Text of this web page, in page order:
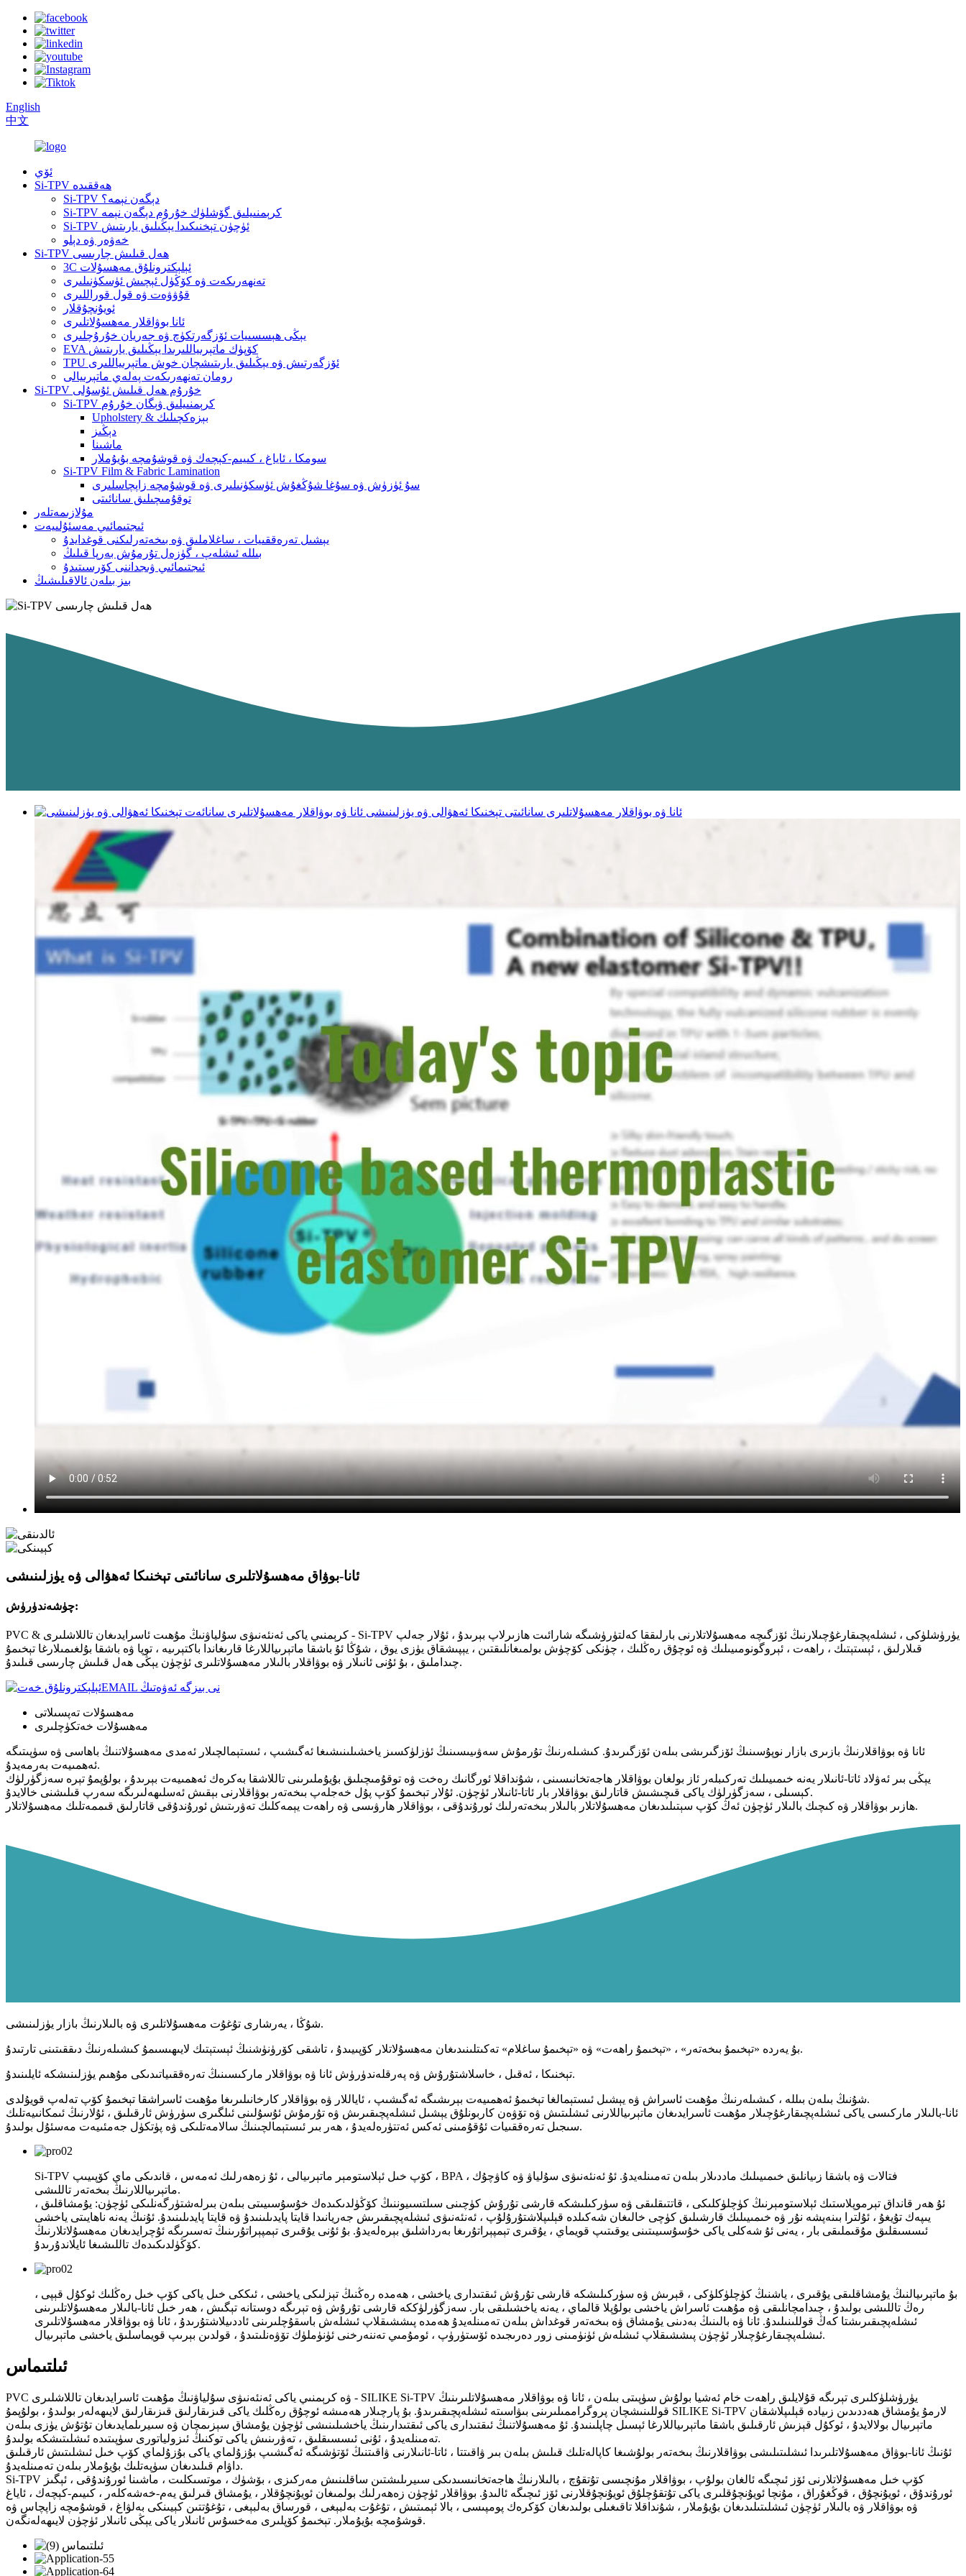
English
中文
ئۆي
Si-TPV ھەققىدە
Si-TPV دېگەن نېمە؟
Si-TPV كرېمنىيلىق گۆشلۈك خۇرۇم دېگەن نېمە
Si-TPV ئۈچۈن تېخنىكىدا يېڭىلىق يارىتىش
خەۋەر ۋە دېلو
Si-TPV ھەل قىلىش چارىسى
3C ئېلېكترونلۇق مەھسۇلات
تەنھەرىكەت ۋە كۆڭۈل ئېچىش ئۈسكۈنىلىرى
قۇۋۋەت ۋە قول قوراللىرى
ئويۇنچۇقلار
ئانا بوۋاقلار مەھسۇلاتلىرى
يېڭى ھېسسىيات ئۆزگەرتكۈچ ۋە جەريان خۇرۇچلىرى
EVA كۆپۈك ماتېرىياللىرىدا يېڭىلىق يارىتىش
TPU ئۆزگەرتىش ۋە يېڭىلىق يارىتىشچان خوش ماتېرىياللىرى
رومان تەنھەرىكەت پەلەي ماتېرىيالى
Si-TPV خۇرۇم ھەل قىلىش ئۇسۇلى
Si-TPV كرېمنىيلىق ۋېگان خۇرۇم
Upholstery & بېزەكچىلىك
دېڭىز
ماشىنا
سومكا ، ئاياغ ، كىيىم-كېچەك ۋە قوشۇمچە بۇيۇملار
Si-TPV Film & Fabric Lamination
سۇ ئۈزۈش ۋە سۇغا شۇڭغۇش ئۈسكۈنىلىرى ۋە قوشۇمچە زاپچاسلىرى
توقۇمىچىلىق سانائىتى
مۇلازىمەتلەر
ئىجتىمائىي مەسئۇلىيەت
يېشىل تەرەققىيات ، ساغلاملىق ۋە بىخەتەرلىكنى قوغدايدۇ
بىللە ئىشلەپ ، گۈزەل تۇرمۇش بەرپا قىلىڭ
ئىجتىمائىي ۋىجداننى كۆرسىتىدۇ
بىز بىلەن ئالاقىلىشىڭ
ئانا-بوۋاق مەھسۇلاتلىرى سانائىتى تېخنىكا ئەھۋالى ۋە يۈزلىنىشى
چۈشەندۈرۈش:
PVC & كرېمنىي ياكى ئەنئەنىۋى سۇلياۋنىڭ مۇھىت ئاسرايدىغان تاللاشلىرى - Si-TPV يۈرۈشلۈكى ، ئىشلەپچىقارغۇچىلارنىڭ ئۆزگىچە مەھسۇلاتلارنى بارلىققا كەلتۈرۈشىگە شارائىت ھازىرلاپ بېرىدۇ ، ئۇلار جەلپ
قىلارلىق ، ئېستېتىك ، راھەت ، ئېروگونومىيىلىك ۋە ئوچۇق رەڭلىك ، چۈنكى كۆچۈش بولمىغانلىقتىن ، يېپىشقاق يۈزى يوق ، شۇڭا ئۇ باشقا ماتېرىياللارغا قارىغاندا باكتېرىيە ، توپا ۋە باشقا بۇلغىمىلارغا تېخىمۇ
چىداملىق ، بۇ ئۇنى ئانىلار ۋە بوۋاقلار بالىلار مەھسۇلاتلىرى ئۈچۈن يېڭى ھەل قىلىش چارىسى قىلىدۇ.
EMAIL نى بىزگە ئەۋەتىڭ
مەھسۇلات تەپسىلاتى
مەھسۇلات خەتكۈچلىرى
ئانا ۋە بوۋاقلارنىڭ بازىرى بازار نوپۇسىنىڭ ئۆزگىرىشى بىلەن ئۆزگىرىدۇ. كىشىلەرنىڭ تۇرمۇش سەۋىيىسىنىڭ ئۈزلۈكسىز ياخشىلىنىشىغا ئەگىشىپ ، ئىستېمالچىلار ئەمدى مەھسۇلاتنىڭ باھاسى ۋە سۈپىتىگە
ئەھمىيەت بەرمەيدۇ.
يېڭى بىر ئەۋلاد ئاتا-ئانىلار يەنە خىمىيىلىك تەركىبلەر ئاز بولغان بوۋاقلار ھاجەتخانىسىنى ، شۇنداقلا ئورگانىك رەخت ۋە توقۇمىچىلىق بۇيۇملىرىنى تاللاشقا بەكرەك ئەھمىيەت بېرىدۇ ، بولۇپمۇ تېرە سەزگۈرلۈك
كېسىلى ، سەزگۈرلۈك ياكى قىچىشىش قاتارلىق بوۋاقلار بار ئاتا-ئانىلار ئۈچۈن. ئۇلار تېخىمۇ كۆپ پۇل خەجلەپ بىخەتەر بوۋاقلارنى بېقىش ئەسلىھەلىرىگە سەرپ قىلىشنى خالايدۇ.
ھازىر بوۋاقلار ۋە كىچىك بالىلار ئۈچۈن ئەڭ كۆپ سېتىلىدىغان مەھسۇلاتلار بالىلار بىخەتەرلىك ئورۇندۇقى ، بوۋاقلار ھارۋىسى ۋە راھەت يېمەكلىك تەۋرىتىش ئورۇندۇقى قاتارلىق قىممەتلىك مەھسۇلاتلار.
شۇڭا ، يەرشارى تۇغۇت مەھسۇلاتلىرى ۋە بالىلارنىڭ بازار يۈزلىنىشى.
بۇ يەردە «تېخىمۇ بىخەتەر» ، «تېخىمۇ راھەت» ۋە «تېخىمۇ ساغلام» تەكىتلىنىدىغان مەھسۇلاتلار كۆپىيىدۇ ، تاشقى كۆرۈنۈشنىڭ ئېستېتىك لايىھىسىمۇ كىشىلەرنىڭ دىققىتىنى تارتىدۇ.
تېخنىكا ، ئەقىل ، خاسلاشتۇرۇش ۋە پەرقلەندۈرۈش ئانا ۋە بوۋاقلار ماركىسىنىڭ تەرەققىياتىدىكى مۇھىم يۈزلىنىشكە ئايلىنىدۇ.
شۇنىڭ بىلەن بىللە ، كىشىلەرنىڭ مۇھىت ئاسراش ۋە يېشىل ئىستېمالغا تېخىمۇ ئەھمىيەت بېرىشىگە ئەگىشىپ ، ئاياللار ۋە بوۋاقلار كارخانىلىرىغا مۇھىت ئاسراشقا تېخىمۇ كۆپ تەلەپ قويۇلدى.
ئانا-بالىلار ماركىسى ياكى ئىشلەپچىقارغۇچىلار مۇھىت ئاسرايدىغان ماتېرىياللارنى ئىشلىتىش ۋە تۆۋەن كاربونلۇق يېشىل ئىشلەپچىقىرىش ۋە تۇرمۇش ئۇسۇلىنى ئىلگىرى سۈرۈش ئارقىلىق ، ئۇلارنىڭ ئىمكانىيەتلىك
سىجىل تەرەققىيات ئۇقۇمىنى ئەكس ئەتتۈرەلەيدۇ ، ھەر بىر ئىستېمالچىنىڭ سالامەتلىكى ۋە پۈتكۈل جەمئىيەت مەسئۇل بولىدۇ.
Si-TPV كۆپ خىل ئېلاستومېر ماتېرىيالى ، ئۇ زەھەرلىك ئەمەس ، قاندىكى ماي كۆپىيىپ ، BPA ، فتالات ۋە باشقا زىيانلىق خىمىيىلىك ماددىلار بىلەن تەمىنلەيدۇ. ئۇ ئەنئەنىۋى سۇلياۋ ۋە كاۋچۇك
ماتېرىياللارنىڭ بىخەتەر تاللىشى.
ئۇ ھەر قانداق تېرموپلاستىك ئېلاستومېرنىڭ كۈچلۈكلىكى ، قاتتىقلىقى ۋە سۈركىلىشكە قارشى تۇرۇش كۈچىنى سىلتسىيوننىڭ كۆڭۈلدىكىدەك خۇسۇسىيىتى بىلەن بىرلەشتۈرگەنلىكى ئۈچۈن: يۇمشاقلىق ،
يىپەك تۇيغۇ ، ئۇلترا بىنەپشە نۇر ۋە خىمىيىلىك قارشىلىق كۈچى خالىغان شەكىلدە قېلىپلاشتۇرۇلۇپ ، ئەنئەنىۋى ئىشلەپچىقىرىش جەريانىدا قايتا پايدىلىنىدۇ ۋە قايتا پايدىلىنىدۇ. ئۇنىڭ يەنە ناھايىتى ياخشى
ئىسسىقلىق مۇقىملىقى بار ، يەنى ئۇ شەكلى ياكى خۇسۇسىيىتىنى يوقىتىپ قويماي ، يۇقىرى تېمپېراتۇرىغا بەرداشلىق بېرەلەيدۇ. بۇ ئۇنى يۇقىرى تېمپېراتۇرىنىڭ تەسىرىگە ئۇچرايدىغان مەھسۇلاتلارنىڭ
كۆڭۈلدىكىدەك تاللىشىغا ئايلاندۇرىدۇ.
بۇ ماتېرىيالنىڭ يۇمشاقلىقى يۇقىرى ، ياشنىڭ كۈچلۈكلۈكى ، قېرىش ۋە سۈركىلىشكە قارشى تۇرۇش ئىقتىدارى ياخشى ، ھەمدە رەڭنىڭ تېزلىكى ياخشى ، ئىككى خىل ياكى كۆپ خىل رەڭلىك ئوكۇل قېپى ،
رەڭ تاللىشى بولىدۇ ، چىدامچانلىقى ۋە مۇھىت ئاسراش ياخشى بولۇپلا قالماي ، يەنە ياخشىلىقى بار. سەزگۈرلۈككە قارشى تۇرۇش ۋە تېرىگە دوستانە تېگىش ، ھەر خىل ئانا-بالىلار مەھسۇلاتلىرىنى
ئىشلەپچىقىرىشتا كەڭ قوللىنىلىدۇ. ئانا ۋە بالىنىڭ بەدىنى يۇمشاق ۋە بىخەتەر قوغداش بىلەن تەمىنلەيدۇ ھەمدە پىششىقلاپ ئىشلەش باسقۇچلىرىنى ئاددىيلاشتۇرىدۇ ، ئانا ۋە بوۋاقلار مەھسۇلاتلىرى
ئىشلەپچىقارغۇچىلار ئۈچۈن پىششىقلاپ ئىشلەش ئۈنۈمىنى زور دەرىجىدە ئۆستۈرۈپ ، ئومۇمىي تەننەرخنى ئۈنۈملۈك تۆۋەنلىتىدۇ ، قولدىن بېرىپ قويماسلىق ياخشى ماتېرىيال.
ئىلتىماس
PVC ۋە كرېمنىي ياكى ئەنئەنىۋى سۇلياۋنىڭ مۇھىت ئاسرايدىغان تاللاشلىرى - SILIKE Si-TPV يۈرۈشلۈكلىرى تېرىگە قۇلايلىق راھەت خام ئەشيا بولۇش سۈپىتى بىلەن ، ئانا ۋە بوۋاقلار مەھسۇلاتلىرىنىڭ
قوللىنىشچان پروگراممىلىرىنى بىۋاسىتە ئىشلەپچىقىرىدۇ. بۇ پارچىلار ھەمىشە ئوچۇق رەڭلىك ياكى قىزىقارلىق قىزىقارلىق لايىھەلەر بولىدۇ ، بولۇپمۇ SILIKE Si-TPV لارمۇ يۇمشاق ھەددىدىن زىيادە قېلىپلاشقان
ماتېرىيال بولالايدۇ ، ئوكۇل قېزىش ئارقىلىق باشقا ماتېرىياللارغا ئېسىل چاپلىنىدۇ. ئۇ مەھسۇلاتنىڭ ئىقتىدارى ياكى ئىقتىدارىنىڭ ياخشىلىنىشى ئۈچۈن يۇمشاق سېزىمچان ۋە سىيرىلمايدىغان تۇتۇش يۈزى بىلەن
تەمىنلەيدۇ ، ئۇنى ئىسسىقلىق ، تەۋرىنىش ياكى توكنىڭ ئىزولياتورى سۈپىتىدە ئىشلىتىشكە بولىدۇ.
ئۇنىڭ ئانا-بوۋاق مەھسۇلاتلىرىدا ئىشلىتىلىشى بوۋاقلارنىڭ بىخەتەر بولۇشىغا كاپالەتلىك قىلىش بىلەن بىر ۋاقىتتا ، ئاتا-ئانىلارنى ۋاقىتنىڭ ئۆتۈشىگە ئەگىشىپ بۇزۇلماي ياكى بۇزۇلماي كۆپ خىل ئىشلىتىش ئارقىلىق
داۋام قىلىدىغان سۈپەتلىك بۇيۇملار بىلەن تەمىنلەيدۇ.
Si-TPV كۆپ خىل مەھسۇلاتلارنى ئۆز ئىچىگە ئالغان بولۇپ ، بوۋاقلار مۇنچىسى تۇتقۇچ ، بالىلارنىڭ ھاجەتخانىسىدىكى سىيرىلىشتىن ساقلىنىش مەركىزى ، بۆشۈك ، موتسىكلىت ، ماشىنا ئورۇندۇقى ، ئېگىز
ئورۇندۇق ، ئويۇنچۇق ، قوڭغۇراق ، مۇنچا ئويۇنچۇقلىرى ياكى تۇتقۇچلۇق ئويۇنچۇقلارنى ئۆز ئىچىگە ئالىدۇ. بوۋاقلار ئۈچۈن زەھەرلىك بولمىغان ئويۇنچۇقلار ، يۇمشاق قىرلىق يەم-خەشەكلەر ، كىيىم-كېچەك ، ئاياغ
ۋە بوۋاقلار ۋە بالىلار ئۈچۈن ئىشلىتىلىدىغان بۇيۇملار ، شۇنداقلا تاقىغىلى بولىدىغان كۆكرەك پومپىسى ، بالا ئېمىتىش ، تۇغۇت بەلبېغى ، قورساق بەلبېغى ، تۇغۇتتىن كېيىنكى بەلۋاغ ، قوشۇمچە زاپچاس ۋە
قوشۇمچە بۇيۇملار. تېخىمۇ كۆپلىرى مەخسۇس ئانىلار ياكى يېڭى ئانىلار ئۈچۈن لايىھەلەنگەن.